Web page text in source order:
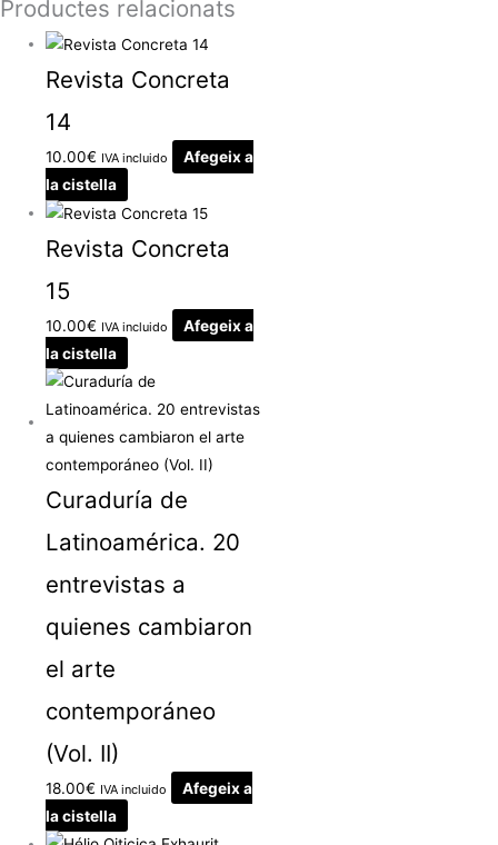
Productes relacionats
Revista Concreta
14
10.00€ IVA incluido
Afegeix a
la cistella
Revista Concreta
15
10.00€ IVA incluido
Afegeix a
la cistella
Curaduría de
Latinoamérica. 20
entrevistas a
quienes cambiaron
el arte
contemporáneo
(Vol. II)
18.00€ IVA incluido
Afegeix a
la cistella